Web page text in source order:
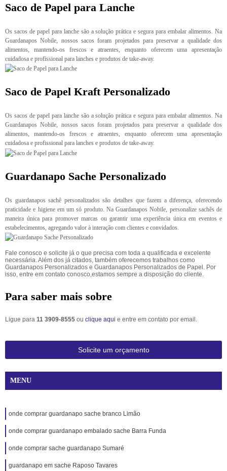
Saco de Papel para Lanche
Os sacos de papel para lanche são a solução prática e segura para embalar alimentos. Na
Guardanapos Nobile, nossos sacos foram projetados para preservar a qualidade dos
alimentos, mantendo-os frescos e atraentes, enquanto oferecem uma apresentação
cuidadosa e profissional para lanches e produtos de take-away.
Saco de Papel Kraft Personalizado
Os sacos de papel para lanche são a solução prática e segura para embalar alimentos. Na
Guardanapos Nobile, nossos sacos foram projetados para preservar a qualidade dos
alimentos, mantendo-os frescos e atraentes, enquanto oferecem uma apresentação
cuidadosa e profissional para lanches e produtos de take-away.
Guardanapo Sache Personalizado
Os guardanapos sachê personalizados são detalhes que fazem a diferença, oferecendo
praticidade e higiene em um só produto. Na Guardanapos Nobile, personalize sachês de
maneira única para promover marcas ou garantir uma experiência única em eventos e
estabelecimentos, agregando valor à interação com clientes e convidados.
Fale conosco e solicite já o que precisa com toda a qualificada e excelente
necessária. Além dos já citados, também oferecemos trabalhos como
Guardanapos Personalizados e Guardanapos Personalizados de Papel. Por
isso, entre em contato conosco,estamos sempre a disposição do cliente.
Para saber mais sobre
Ligue para 11 3909-8555 ou clique aqui e entre em contato por email.
Solicite um orçamento
MENU
onde comprar guardanapo sache branco Limão
onde comprar guardanapo embalado sache Barra Funda
onde comprar sache guardanapo Sumaré
guardanapo em sache Raposo Tavares